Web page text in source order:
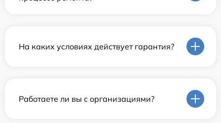
На каких условиях действует гарантия?
Работаете ли вы с организациями?